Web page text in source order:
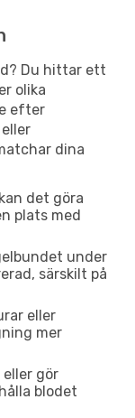
Du hittar ett
olika
efter
dina
det göra
plats med
under
särskilt på
eller
mer
eller gör
blodet